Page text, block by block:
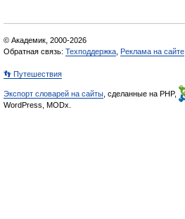
© Академик, 2000-2026
Обратная связь: Техподдержка Реклама на сайте
👣 Путешествия
Экспорт словарей на сайты , сделанные на PHP,
WordPress, MODx.